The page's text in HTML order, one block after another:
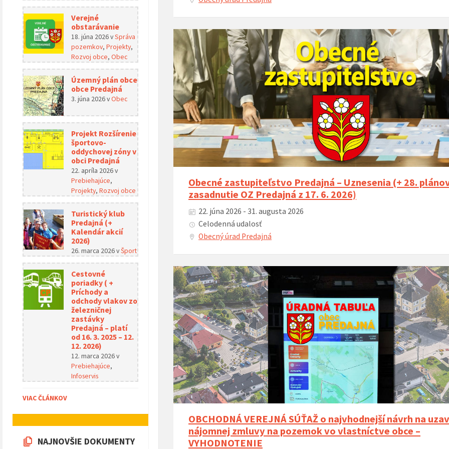
Obecné zastupiteľstvo Predajná – Uznesenia (+ 28.
zasadnutie OZ Predajná z 17. 6. 2026)
22. júna 2026 - 31. augusta 2026
Celodenná udalosť
Obecný úrad Predajná
OBCHODNÁ VEREJNÁ SÚŤAŽ o najvhodnejší návrh na
nájomnej zmluvy na pozemok vo vlastníctve obce –
VYHODNOTENIE
Verejné
obstarávanie
18. júna 2026vSpráva
pozemkov, Projekty,
Rozvoj obce, Obec
Územný plán obce
obce Predajná
3. júna 2026vObec
Projekt Rozšírenie
športovo-
oddychovej zóny v
obci Predajná
22. apríla 2026v
Prebiehajúce,
Projekty, Rozvoj obce
Turistický klub
Predajná (+
Kalendár akcií
2026)
26. marca 2026vŠport
Cestovné
poriadky ( +
Príchody a
odchody vlakov zo
železničnej
zastávky
Predajná – platí
od 16. 3. 2025 – 12.
12. 2026)
12. marca 2026v
Prebiehajúce,
Infoservis
VIAC ČLÁNKOV
NAJNOVŠIE DOKUMENTY